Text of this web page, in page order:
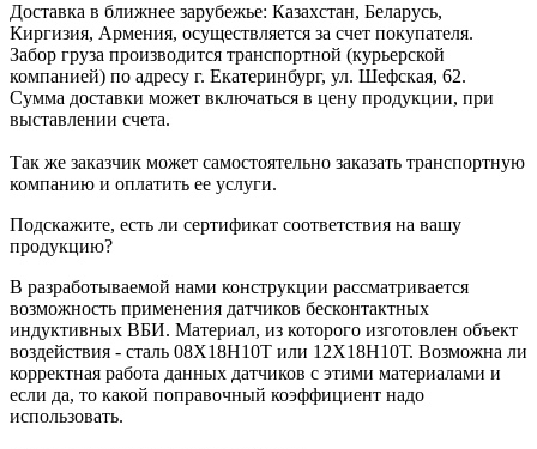
Доставка в ближнее зарубежье: Казахстан, Беларусь,
Киргизия, Армения, осуществляется за счет покупателя.
Забор груза производится транспортной (курьерской
компанией) по адресу г. Екатеринбург, ул. Шефская, 62.
Сумма доставки может включаться в цену продукции, при
выставлении счета.
Так же заказчик может самостоятельно заказать транспортную
компанию и оплатить ее услуги.
Подскажите, есть ли сертификат соответствия на вашу
продукцию?
В разработываемой нами конструкции рассматривается
возможность применения датчиков бесконтактных
индуктивных ВБИ. Материал, из которого изготовлен объект
воздействия - сталь 08Х18Н10Т или 12Х18Н10Т. Возможна ли
корректная работа данных датчиков с этими материалами и
если да, то какой поправочный коэффициент надо
использовать.